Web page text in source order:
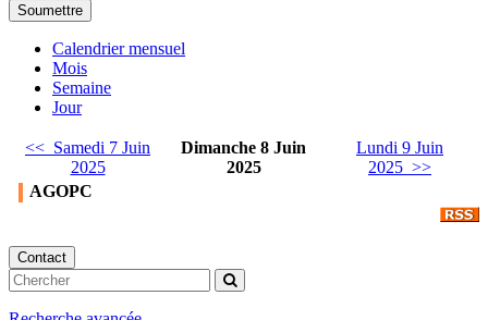
Soumettre
Calendrier mensuel
Mois
Semaine
Jour
<< Samedi 7 Juin
2025
Dimanche 8 Juin
2025
Lundi 9 Juin
2025 >>
AGOPC
Contact